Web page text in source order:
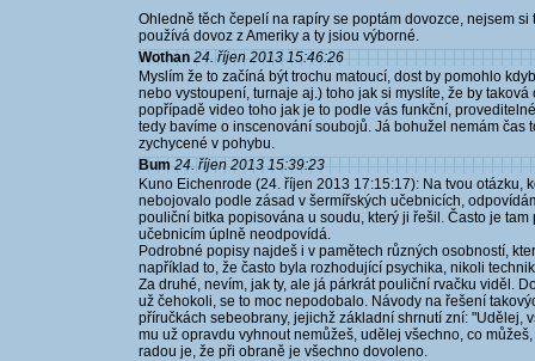
Ohledně těch čepelí na rapíry se poptám dovozce, nejsem
používá dovoz z Ameriky a ty jsiou výborné.
Wothan 24. říjen 2013 15:46:26
Myslím že to začíná být trochu matoucí, dost by pomohlo
nebo vystoupení, turnaje aj.) toho jak si myslíte, že by
popřípadě video toho jak je to podle vás funkční,
tedy bavíme o inscenování soubojů. Já bohužel nemám
zychycené v pohybu.
Bum 24. říjen 2013 15:39:23
Kuno Eichenrode (24. říjen 2013 17:15:17): Na tvou otázku,
nebojovalo podle zásad v šermířských učebnicích,
pouliční bitka popisována u soudu, který ji řešil. Často je
učebnicím úplně neodpovídá.
Podrobné popisy najdeš i v pamětech různých osobností,
například to, že často byla rozhodující psychika, nikoli
Za druhé, nevím, jak ty, ale já párkrát pouliční rvačku viděl.
už čehokoli, se to moc nepodobalo. Návody na řešení
příručkách sebeobrany, jejichž základní shrnutí zní: "Udělej,
mu už opravdu vyhnout nemůžeš, udělej všechno, co
radou je, že při obraně je všechno dovoleno.